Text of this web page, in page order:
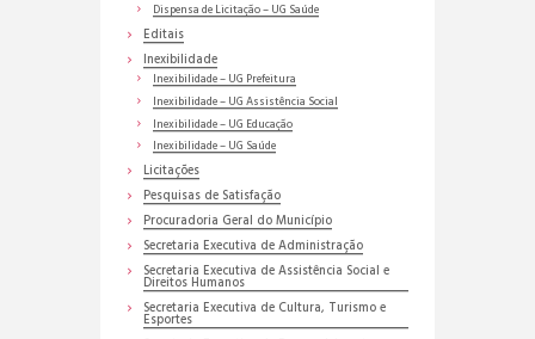
Dispensa de Licitação – UG Saúde
Editais
Inexibilidade
Inexibilidade – UG Prefeitura
Inexibilidade – UG Assistência Social
Inexibilidade – UG Educação
Inexibilidade – UG Saúde
Licitações
Pesquisas de Satisfação
Procuradoria Geral do Município
Secretaria Executiva de Administração
Secretaria Executiva de Assistência Social e
Direitos Humanos
Secretaria Executiva de Cultura, Turismo e
Esportes